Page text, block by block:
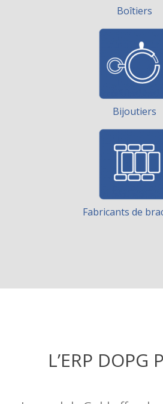
Boîtiers
Bijoutiers
Fabricants de
L’ERP